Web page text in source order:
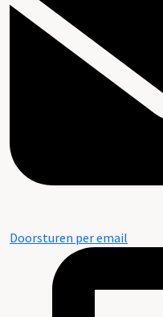
Doorsturen per email